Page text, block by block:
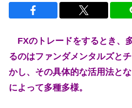
FXのトレードをするとき、
るのはファンダメンタルズと
かし、その具体的な活用法と
によって多種多様。